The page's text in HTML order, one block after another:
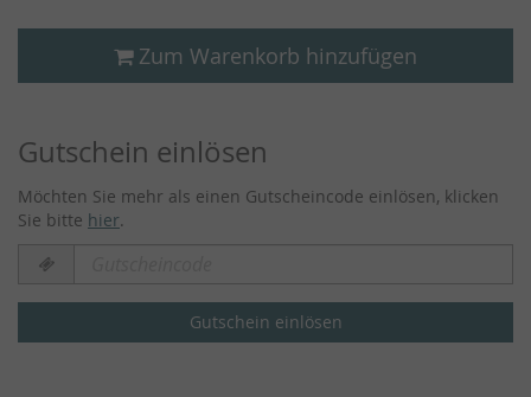
Zum Warenkorb hinzufügen
Gutschein einlösen
Möchten Sie mehr als einen Gutscheincode einlösen, klicken
Sie bitte hier.
Gutscheincode
erforderlich
Gutschein einlösen